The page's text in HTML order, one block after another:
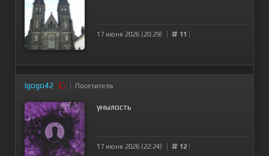
17 июня 2026 (20:29) 11
Igogo42 Посетитель
унылость
17 июня 2026 (22:24) 12